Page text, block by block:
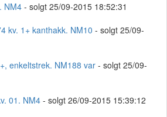
NM4 - solgt 25/09-2015 18:52:31
kv. 1+ kanthakk. NM10 - solgt 25/09-
enkeltstrek. NM188 var - solgt 25/09-
01. NM4 - solgt 26/09-2015 15:39:12